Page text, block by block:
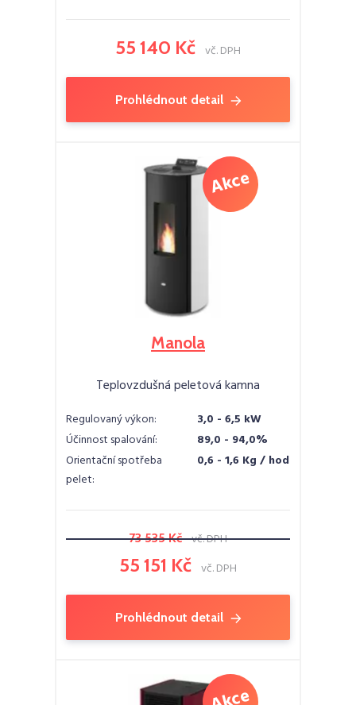
55 140 Kč vč. DPH
Prohlédnout detail
Manola
Teplovzdušná peletová kamna
Regulovaný výkon:
3,0 - 6,5 kW
Účinnost spalování:
89,0 - 94,0%
Orientační spotřeba
pelet:
0,6 - 1,6 Kg / hod
73 535 Kč vč. DPH
55 151 Kč vč. DPH
Prohlédnout detail